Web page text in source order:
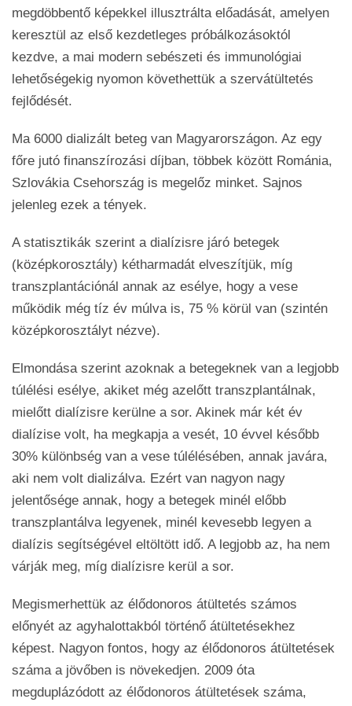
megdöbbentő képekkel illusztrálta előadását, amelyen
keresztül az első kezdetleges próbálkozásoktól
kezdve, a mai modern sebészeti és immunológiai
lehetőségekig nyomon követhettük a szervátültetés
fejlődését.
Ma 6000 dializált beteg van Magyarországon. Az egy
főre jutó finanszírozási díjban, többek között Románia,
Szlovákia Csehország is megelőz minket. Sajnos
jelenleg ezek a tények.
A statisztikák szerint a dialízisre járó betegek
(középkorosztály) kétharmadát elveszítjük, míg
transzplantációnál annak az esélye, hogy a vese
működik még tíz év múlva is, 75 % körül van (szintén
középkorosztályt nézve).
Elmondása szerint azoknak a betegeknek van a legjobb
túlélési esélye, akiket még azelőtt transzplantálnak,
mielőtt dialízisre kerülne a sor. Akinek már két év
dialízise volt, ha megkapja a vesét, 10 évvel később
30% különbség van a vese túlélésében, annak javára,
aki nem volt dializálva. Ezért van nagyon nagy
jelentősége annak, hogy a betegek minél előbb
transzplantálva legyenek, minél kevesebb legyen a
dialízis segítségével eltöltött idő. A legjobb az, ha nem
várják meg, míg dialízisre kerül a sor.
Megismerhettük az élődonoros átültetés számos
előnyét az agyhalottakból történő átültetésekhez
képest. Nagyon fontos, hogy az élődonoros átültetések
száma a jövőben is növekedjen. 2009 óta
megduplázódott az élődonoros átültetések száma,